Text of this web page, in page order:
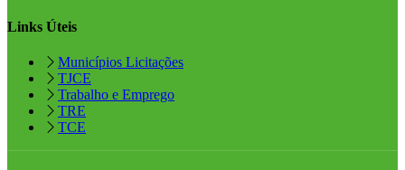
Links Úteis
Municípios Licitações
TJCE
Trabalho e Emprego
TRE
TCE